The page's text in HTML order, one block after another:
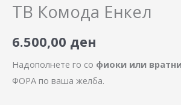
ТВ Комода Енкел
6.500,00 ден
Надополнете го со фиоки или
ФОРА по ваша желба.